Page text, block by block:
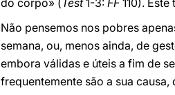
do corpo» (Test1-3: FF110).
Não pensemos nos pobres
semana, ou, menos ainda, de
embora válidas e úteis a fim de
frequentemente são a sua